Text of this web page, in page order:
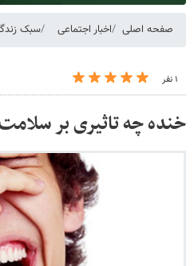
صفحه اصلی اخبار اجتماعی سبک
۱ نفر
خنده چه تاثیری بر